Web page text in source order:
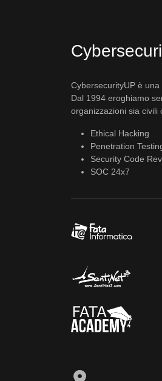
CybersecurityUP è una
Dal 1994 eroghiamo
organizzazioni sia civili
Ethical Hacking
Penetration
Security Code
SOC 24x7